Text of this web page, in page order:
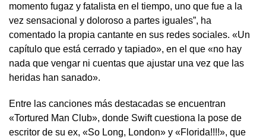
momento fugaz y fatalista en el tiempo, uno que fue a la
vez sensacional y doloroso a partes iguales”, ha
comentado la propia cantante en sus redes sociales. «Un
capítulo que está cerrado y tapiado», en el que «no hay
nada que vengar ni cuentas que ajustar una vez que las
heridas han sanado».
Entre las canciones más destacadas se encuentran
«Tortured Man Club», donde Swift cuestiona la pose de
escritor de su ex, «So Long, London» y «Florida!!!!», que